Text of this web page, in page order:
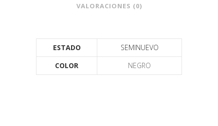
VALORACIONES (0)
ESTADO
SEMINUEVO
COLOR
NEGRO